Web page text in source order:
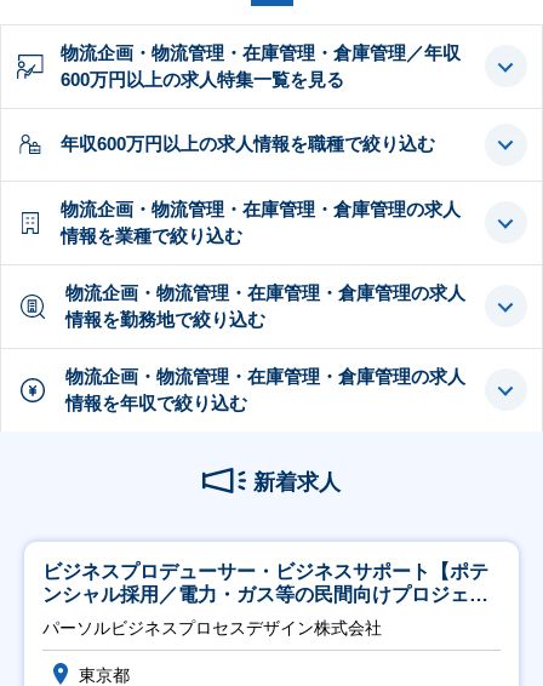
物流企画・物流管理・在庫管理・倉庫管理／年収
600万円以上の求人特集一覧を見る
年収600万円以上の求人情報を職種で絞り込む
物流企画・物流管理・在庫管理・倉庫管理の求人
情報を業種で絞り込む
物流企画・物流管理・在庫管理・倉庫管理の求人
情報を勤務地で絞り込む
物流企画・物流管理・在庫管理・倉庫管理の求人
情報を年収で絞り込む
新着求人
ビジネスプロデューサー・ビジネスサポート【ポテ
ンシャル採用／電力・ガス等の民間向けプロジェク
ト推進】
パーソルビジネスプロセスデザイン株式会社
東京都